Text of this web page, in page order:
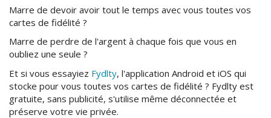
Marre de devoir avoir tout le temps avec vous toutes vos
cartes de fidélité ?
Marre de perdre de l'argent à chaque fois que vous en
oubliez une seule ?
Et si vous essayiez Fydlty, l'application Android et iOS qui
stocke pour vous toutes vos cartes de fidélité ? Fydlty est
gratuite, sans publicité, s'utilise même déconnectée et
préserve votre vie privée.